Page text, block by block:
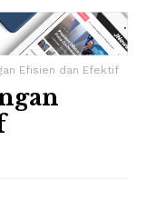
Efisien dan Efektif